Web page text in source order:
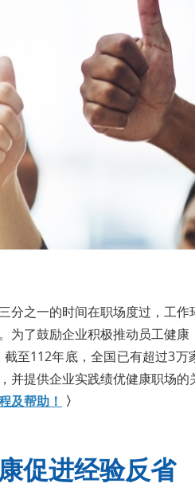
分之一的时间在职场度过，工作
为了鼓励企业积极推动员工健康
至112年底，全国已有超过3万
提供企业实践绩优健康职场的
及帮助！ 〉
促进经验反省